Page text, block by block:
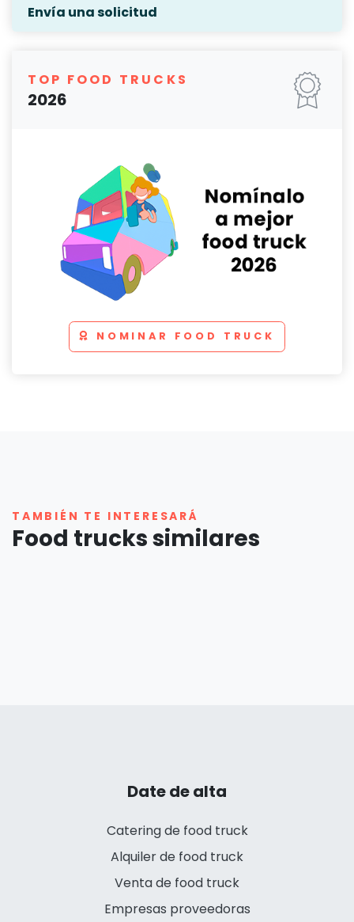
Envía una solicitud
TOP FOOD TRUCKS
2026
NOMINAR FOOD TRUCK
TAMBIÉN TE INTERESARÁ
Food trucks similares
Date de alta
Catering de food truck
Alquiler de food truck
Venta de food truck
Empresas proveedoras